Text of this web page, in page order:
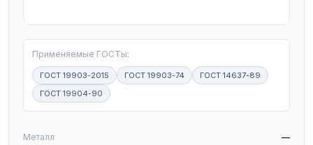
Применяемые ГОСТы:
ГОСТ 19903-2015 ГОСТ 19903-74
ГОСТ 14637-89
ГОСТ 19904-90
Металл —